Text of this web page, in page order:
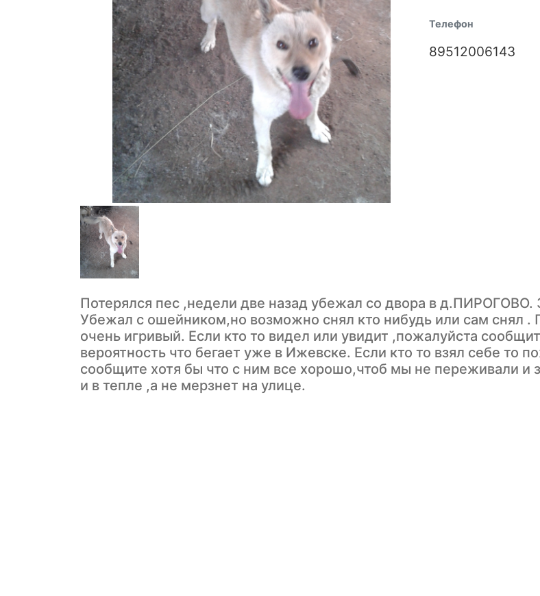
Телефон
89512006143
Потерялся пес ,недели две назад убежал со двора в д.ПИРОГОВО.
Убежал с ошейником,но возможно снял кто нибудь или сам снял .
очень игривый. Если кто то видел или увидит ,пожалуйста
вероятность что бегает уже в Ижевске. Если кто то взял себе то
сообщите хотя бы что с ним все хорошо,чтоб мы не переживали и
и в тепле ,а не мерзнет на улице.